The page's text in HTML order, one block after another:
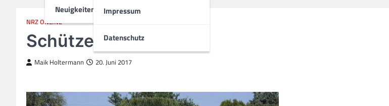
Neuigkeiten Impressum
Datenschutz
NRZ ONLINE
Schützenkönig
Maik Holtermann 20. Juni 2017